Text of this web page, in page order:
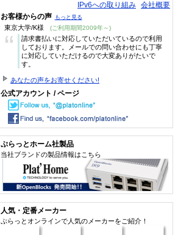
IPv6への取り組み 会社概要
お客様からの声 もっと見る
東京大学/K様 (ご利用期間2009年～)
“
請求書払いに対応していただいているので利用
しております。メールでの問い合わせにも丁寧
に対応していただけるので大変ありがたいで
す。
あなたの声をお寄せください!
公式アカウント / ページ
ぷらっとホーム社製品
当社ブランドの製品情報はこちら
人気・定番メーカー
ぷらっとオンラインで人気のメーカーをご紹介！